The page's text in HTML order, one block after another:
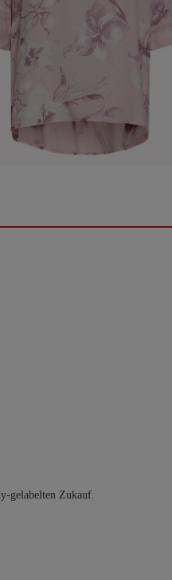
gelabelten Zukauf.